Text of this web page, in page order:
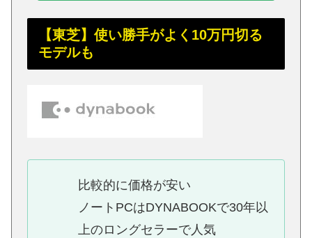
【東芝】使い勝手がよく10万円切る
モデルも
比較的に価格が安い
ノートPCはDYNABOOKで30年以
上のロングセラーで人気